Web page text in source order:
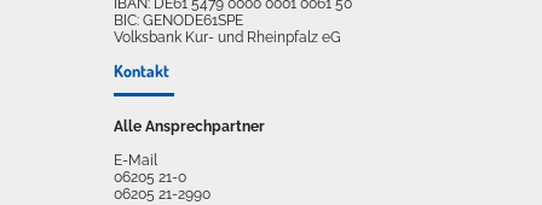
IBAN: DE61 5479 0000 0001 0061 50
BIC: GENODE61SPE
Volksbank Kur- und Rheinpfalz eG
Kontakt
Alle Ansprechpartner
E-Mail
06205 21-0
06205 21-2990